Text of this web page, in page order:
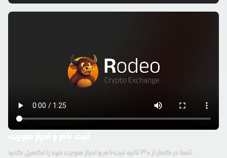
تنها در کمتر از 30 ثانیه ثبت‌نام و احراز هویت خود را تکمیل کنید.